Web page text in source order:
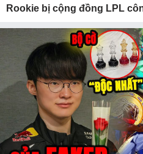
Rookie bị cộng đồng LPL